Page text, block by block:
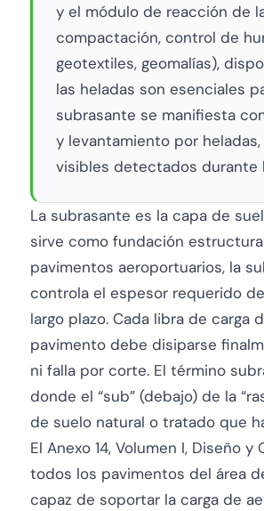
y el módulo de reacción de
compactación, control de
geotextiles, geomalías),
las heladas son esenciales
subrasante se manifiesta
y levantamiento por
visibles detectados durante
La subrasante es la capa de
sirve como fundación
pavimentos aeroportuarios, la
controla el espesor requerido
largo plazo. Cada libra de
pavimento debe disiparse
ni falla por corte. El término
donde el “sub” (debajo) de la
de suelo natural o tratado que
El Anexo 14, Volumen I, Diseño
todos los pavimentos del área
capaz de soportar la carga de